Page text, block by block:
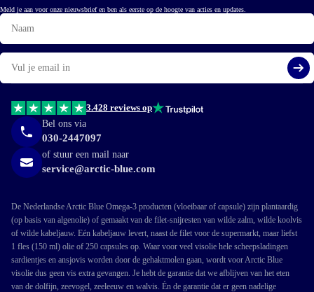
Meld je aan voor onze nieuwsbrief en ben als eerste op de hoogte van acties en updates.
Naam
E-
mail
3.428 reviews op
Bel ons via
030-2447097
of stuur een mail naar
service@arctic-blue.com
De Nederlandse Arctic Blue Omega-3 producten (vloeibaar of capsule) zijn plantaardig
(op basis van algenolie) of gemaakt van de filet-snijresten van wilde zalm, wilde koolvis
of wilde kabeljauw. Eén kabeljauw levert, naast de filet voor de supermarkt, maar liefst
1 fles (150 ml) olie of 250 capsules op. Waar voor veel visolie hele scheepsladingen
sardientjes en ansjovis worden door de gehaktmolen gaan, wordt voor Arctic Blue
visolie dus geen vis extra gevangen. Je hebt de garantie dat we afblijven van het eten
van de dolfijn, zeevogel, zeeleeuw en walvis. Én de garantie dat er geen nadelige